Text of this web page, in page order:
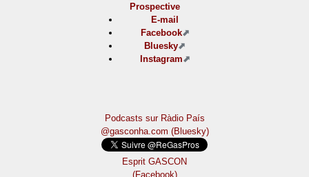
Prospective
E-mail
Facebook
Bluesky
Instagram
Podcasts sur Ràdio País
@gasconha.com (Bluesky)
Esprit GASCON
(Facebook)